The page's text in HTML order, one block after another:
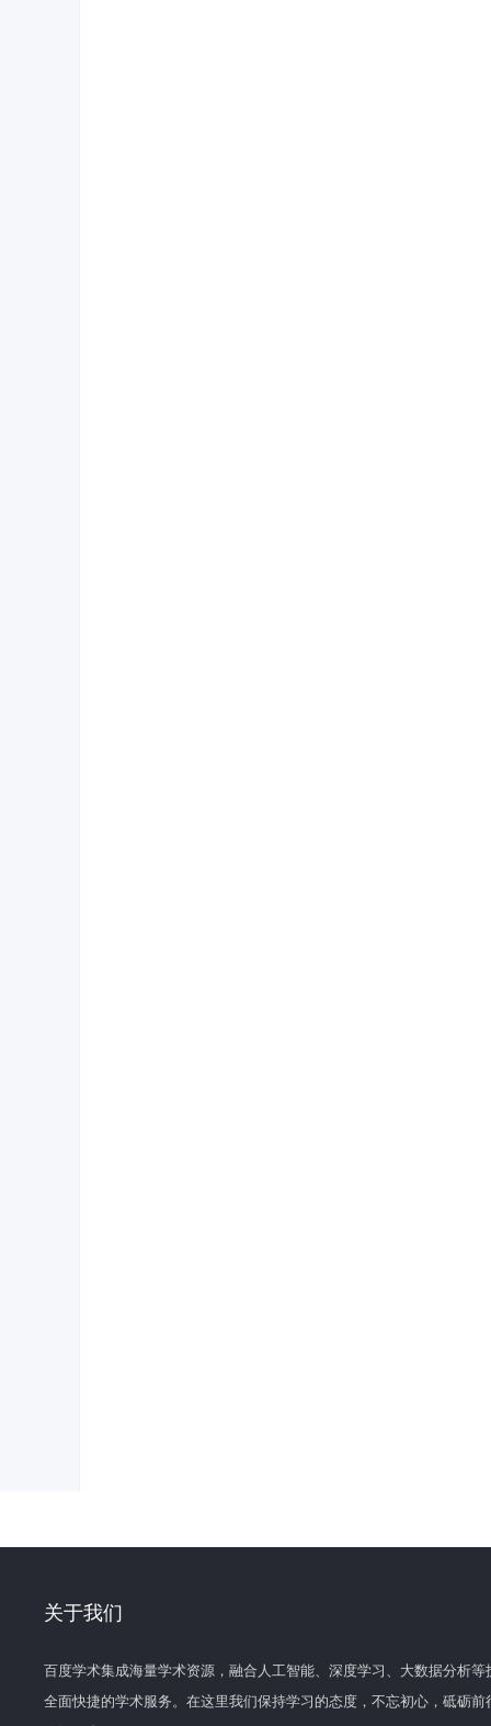
关于我们
百度学术集成海量学术资源，融合人工智能、深度学习、大数据分析
全面快捷的学术服务。在这里我们保持学习的态度，不忘初心，砥砺前